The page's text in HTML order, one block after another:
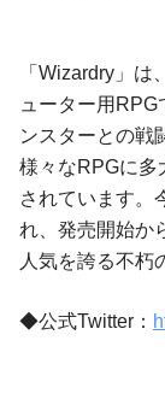
「Wizardry」
ューター用
ンスターとの戦
様々なRPGに多
されています。
れ、発売開始か
人気を誇る不朽
◆公式Twitter：